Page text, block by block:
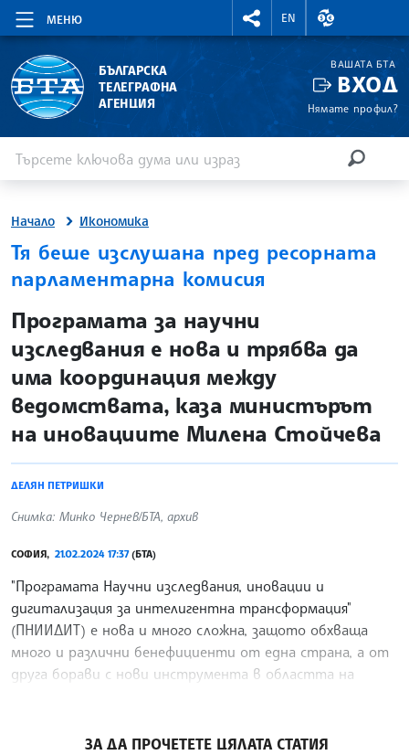
МЕНЮ
RIGHTMENU.SOCIAL
EN
ВАЛУТНИ
БЪЛГАРСКА
ТЕЛЕГРАФНА
АГЕНЦИЯ
ВАШАТА БТА
ВХОД
Нямате профил?
Начало Икономика
Тя беше изслушана пред ресорната
парламентарна комисия
site.bta
Програмата за научни
изследвания е нова и трябва да
има координация между
ведомствата, каза министърът
на иновациите Милена Стойчева
ДЕЛЯН ПЕТРИШКИ
Снимка: Минко Чернев/БТА, архив
СОФИЯ, 21.02.2024 17:37(БТА)
"Програмата Научни изследвания, иновации и
дигитализация за интелигентна трансформация"
(ПНИИДИТ) е нова и много сложна, защото обхваща
много и различни бенефициенти от една страна, а от
друга борави с нови инструмента в областта на
ЗА ДА ПРОЧЕТЕТЕ ЦЯЛАТА СТАТИЯ